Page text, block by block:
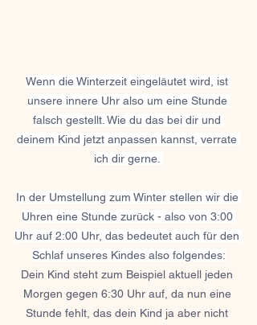
Wenn die Winterzeit eingeläutet wird, ist
unsere innere Uhr also um eine Stunde
falsch gestellt. Wie du das bei dir und
deinem Kind jetzt anpassen kannst, verrate
ich dir gerne.
In der Umstellung zum Winter stellen wir die
Uhren eine Stunde zurück - also von 3:00
Uhr auf 2:00 Uhr, das bedeutet auch für den
Schlaf unseres Kindes also folgendes:
Dein Kind steht zum Beispiel aktuell jeden
Morgen gegen 6:30 Uhr auf, da nun eine
Stunde fehlt, das dein Kind ja aber nicht